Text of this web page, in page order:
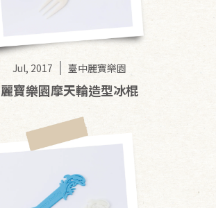
Jul, 2017 臺中麗寶樂園
麗寶樂園摩天輪造型冰棍